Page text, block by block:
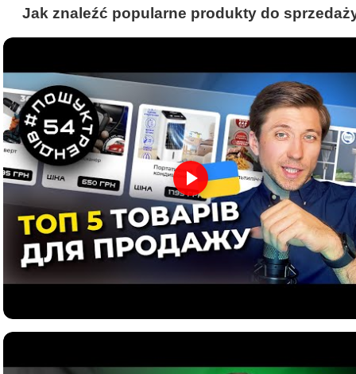
Jak znaleźć popularne produkty do